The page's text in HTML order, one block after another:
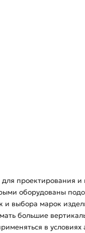
проектирования
оборудованы
и выбора марок
большие
в